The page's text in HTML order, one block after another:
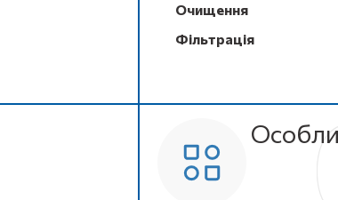
Очищення
Фільтрація